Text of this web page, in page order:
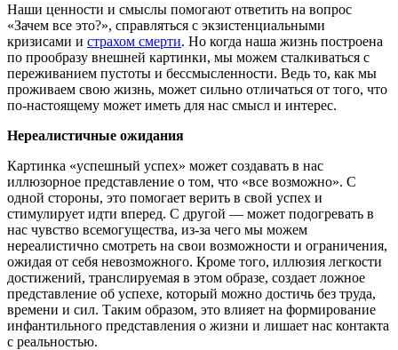
Наши ценности и смыслы помогают ответить на вопрос
«Зачем все это?», справляться с экзистенциальными
кризисами и страхом смерти. Но когда наша жизнь построена
по прообразу внешней картинки, мы можем сталкиваться с
переживанием пустоты и бессмысленности. Ведь то, как мы
проживаем свою жизнь, может сильно отличаться от того, что
по-настоящему может иметь для нас смысл и интерес.
Нереалистичные ожидания
Картинка «успешный успех» может создавать в нас
иллюзорное представление о том, что «все возможно». С
одной стороны, это помогает верить в свой успех и
стимулирует идти вперед. С другой — может подогревать в
нас чувство всемогущества, из-за чего мы можем
нереалистично смотреть на свои возможности и ограничения,
ожидая от себя невозможного. Кроме того, иллюзия легкости
достижений, транслируемая в этом образе, создает ложное
представление об успехе, который можно достичь без труда,
времени и сил. Таким образом, это влияет на формирование
инфантильного представления о жизни и лишает нас контакта
с реальностью.